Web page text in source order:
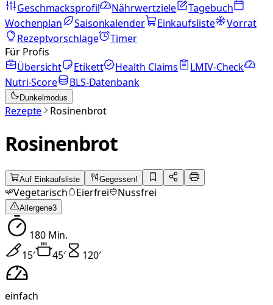
Geschmacksprofil
Nährwertziele
Tagebuch
Wochenplan
Saisonkalender Einkaufsliste
Vorrat
Rezeptvorschläge
Timer
Für Profis
Übersicht
Etikett Health Claims
LMIV-Check
Nutri-Score
BLS-Datenbank
Dunkelmodus
Rezepte Rosinenbrot
Rosinenbrot
Auf Einkaufsliste Gegessen!
Vegetarisch Eierfrei Nussfrei
Allergene3
180Min.
15′ 45′ 120′
einfach